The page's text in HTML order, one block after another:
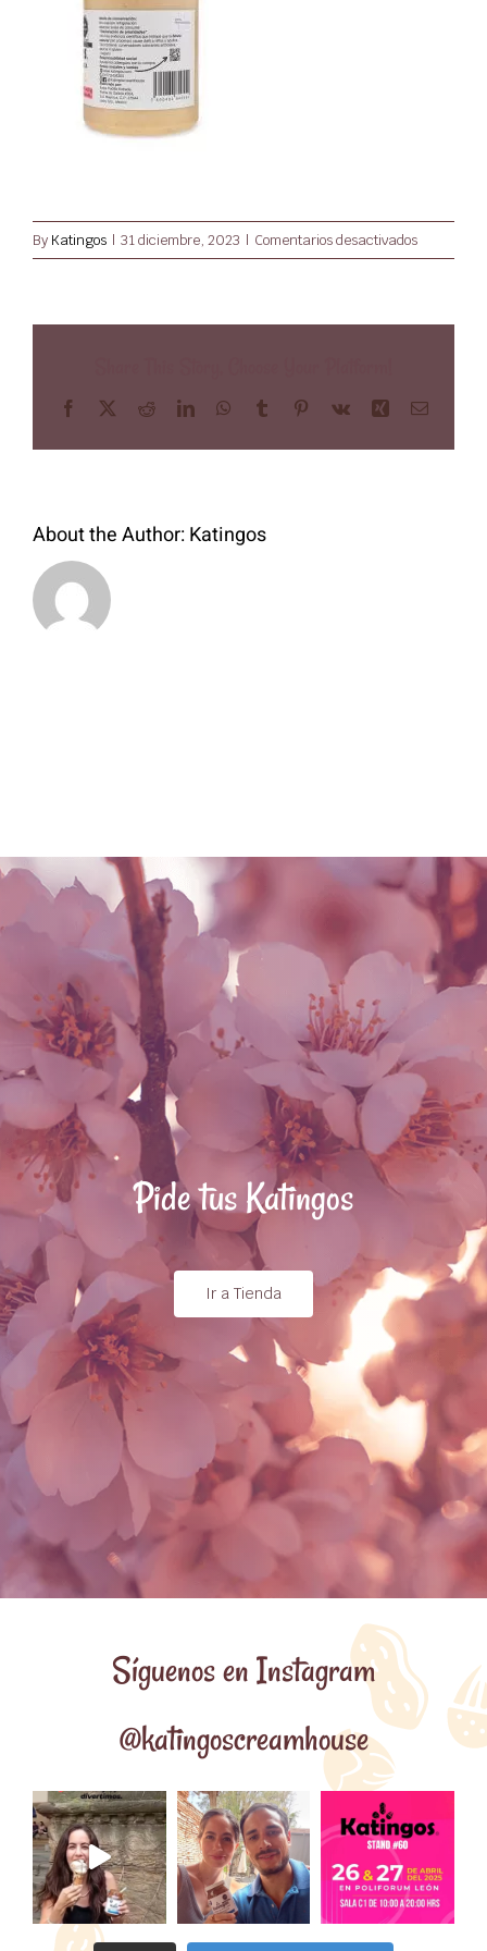
Mi Cuenta
By Katingos | 31 diciembre, 2023 | Comentarios desactivadosen
_CLB8002
Facebook RedditLinkedInWhatsApp
Tumblr Pinterest
Vk Xing Email
About the Author:Katingos
Pide tus Katingos
Ir a Tienda
Síguenos en Instagram
@katingoscreamhouse